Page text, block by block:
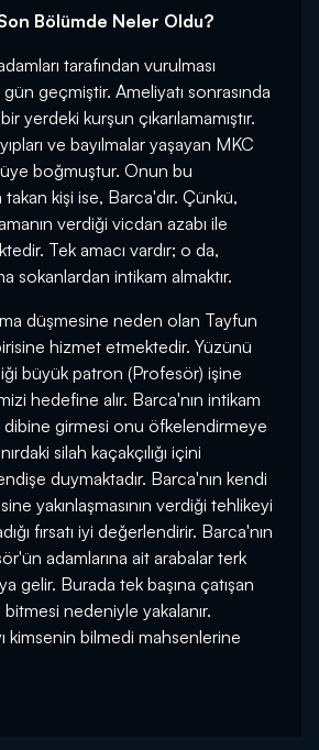
Bölümde Neler Oldu?
tarafından vurulması
geçmiştir. Ameliyatı sonrasında
yerdeki kurşun çıkarılamamıştır.
ve bayılmalar yaşayan MKC
boğmuştur. Onun bu
kişi ise, Barca'dır. Çünkü,
verdiği vicdan azabı ile
Tek amacı vardır; o da,
sokanlardan intikam almaktır.
düşmesine neden olan Tayfun
hizmet etmektedir. Yüzünü
büyük patron (Profesör) işine
hedefine alır. Barca'nın intikam
dibine girmesi onu öfkelendirmeye
silah kaçakçılığı içini
duymaktadır. Barca'nın kendi
yakınlaşmasının verdiği tehlikeyi
fırsatı iyi değerlendirir. Barca'nın
adamlarına ait arabalar terk
gelir. Burada tek başına çatışan
nedeniyle yakalanır.
kimsenin bilmedi mahsenlerine